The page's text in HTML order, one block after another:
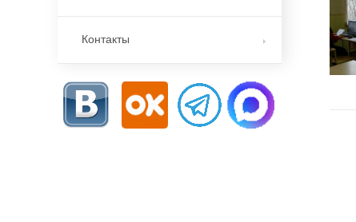
Контакты